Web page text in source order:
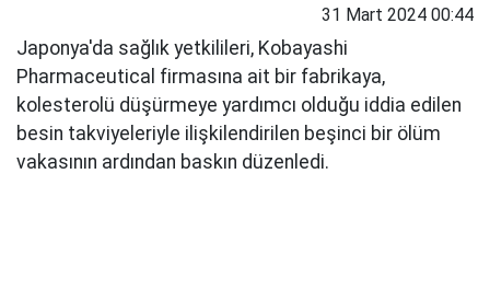
31 Mart 2024 00:44
Japonya'da sağlık yetkilileri, Kobayashi
Pharmaceutical firmasına ait bir fabrikaya,
kolesterolü düşürmeye yardımcı olduğu iddia edilen
besin takviyeleriyle ilişkilendirilen beşinci bir ölüm
vakasının ardından baskın düzenledi.